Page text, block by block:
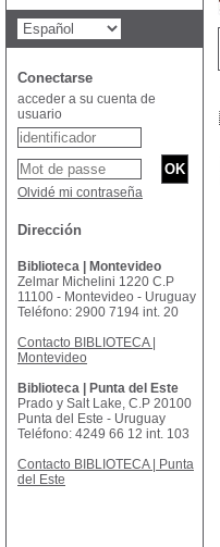
Conectarse
acceder a su cuenta de
usuario
Olvidé mi contraseña
Dirección
Biblioteca | Montevideo
Zelmar Michelini 1220 C.P
11100 - Montevideo - Uruguay
Teléfono: 2900 7194 int. 20
Contacto BIBLIOTECA |
Montevideo
Biblioteca | Punta del Este
Prado y Salt Lake, C.P 20100
Punta del Este - Uruguay
Teléfono: 4249 66 12 int. 103
Contacto BIBLIOTECA | Punta
del Este